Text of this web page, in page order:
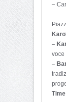
–
–
voce
–